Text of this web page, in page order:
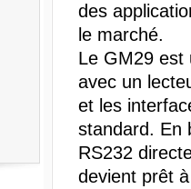
des
le marché.
Le GM29 est
avec un
et les
standard. En
RS232
devient prêt